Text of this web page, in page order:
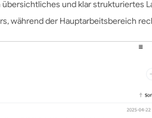
übersichtliches und klar strukturiertes
während der Hauptarbeitsbereich